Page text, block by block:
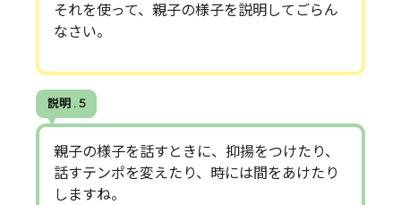
それを使って、親子の様子を説明してごらん
なさい。
説明 . 5
親子の様子を話すときに、抑揚をつけたり、
話すテンポを変えたり、時には間をあけたり
しますね。